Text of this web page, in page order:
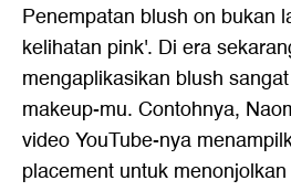
Penempatan blush on bukan
kelihatan pink'. Di era
mengaplikasikan blush
makeup-mu. Contohnya,
video YouTube-nya
placement untuk